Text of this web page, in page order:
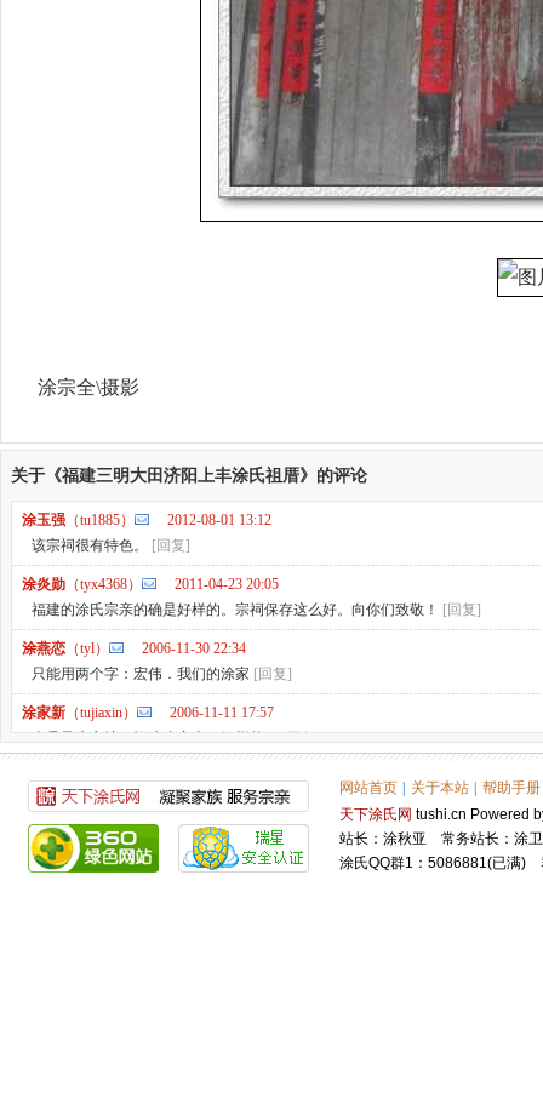
涂宗全\摄影
关于《福建三明大田济阳上丰涂氏祖厝》的评论
涂玉强 （tu1885）
2012-08-01 13:12
该宗祠很有特色。
[回复]
涂炎勋 （tyx4368）
2011-04-23 20:05
福建的涂氏宗亲的确是好样的。宗祠保存这么好。向你们致敬！
[回复]
涂燕恋 （tyl）
2006-11-30 22:34
只能用两个字：宏伟．我们的涂家 [回复]
涂家新 （tujiaxin）
2006-11-11 17:57
网站首页 关于本站
帮助手册
天下涂氏网 tushi.cn Powered
站长：涂秋亚 常务站长：涂
涂氏QQ群1：5086881(已满)